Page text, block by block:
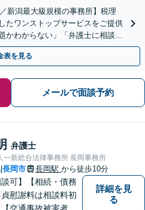
新潟最大級規模の事務所】税理
たワンストップサービスをご提供
わからない」「弁護士に相談し
ぜひご相談ください
表を見る
メールで面談予約
弁護士
一新総合法律事務所 長岡事務所
|長岡市 長岡駅 から徒歩10分
談可】【相続・債務
慰謝料は相談料初
交通事故被害者の
詳細を見
る